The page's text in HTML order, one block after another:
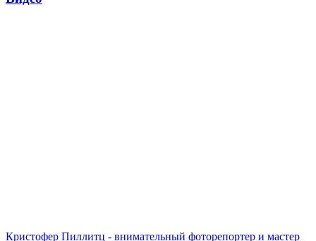
Кристофер Пиллитц - внимательный фоторепортер и мастер